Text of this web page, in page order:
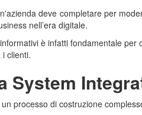
deve completare per
nell’era digitale.
è infatti fondamentale per
clienti.
System
processo di costruzione